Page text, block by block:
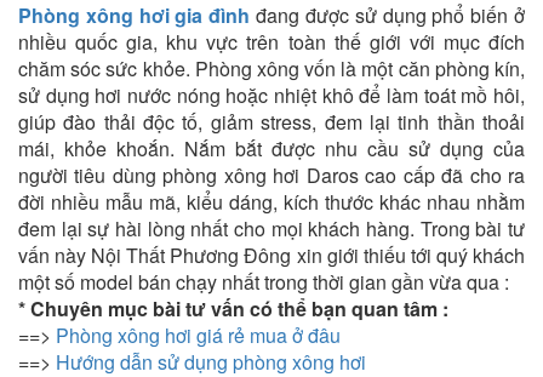
Phòng xông hơi gia đình đang được sử dụng phổ biến ở
nhiều quốc gia, khu vực trên toàn thế giới với mục đích
chăm sóc sức khỏe. Phòng xông vốn là một căn phòng kín,
sử dụng hơi nước nóng hoặc nhiệt khô để làm toát mồ hôi,
giúp đào thải độc tố, giảm stress, đem lại tinh thần thoải
mái, khỏe khoắn. Nắm bắt được nhu cầu sử dụng của
người tiêu dùng phòng xông hơi Daros cao cấp đã cho ra
đời nhiều mẫu mã, kiểu dáng, kích thước khác nhau nhằm
đem lại sự hài lòng nhất cho mọi khách hàng. Trong bài tư
vấn này Nội Thất Phương Đông xin giới thiếu tới quý khách
một số model bán chạy nhất trong thời gian gần vừa qua :
* Chuyên mục bài tư vấn có thể bạn quan tâm :
==> Phòng xông hơi giá rẻ mua ở đâu
==> Hướng dẫn sử dụng phòng xông hơi